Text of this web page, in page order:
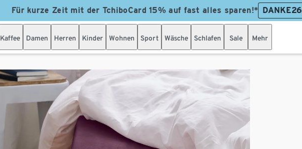
Für kurze Zeit mit der TchiboCard 15% auf fast alles sparen!* DANKE26
Kaffee Damen Herren Kinder Wohnen Sport Wäsche Schlafen Sale Mehr